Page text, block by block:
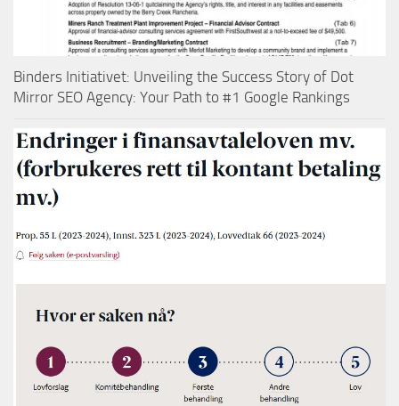
Binders Initiativet: Unveiling the Success Story of Dot
Mirror SEO Agency: Your Path to #1 Google Rankings